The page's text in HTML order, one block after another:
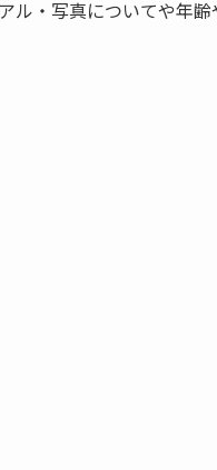
・写真についてや年齢